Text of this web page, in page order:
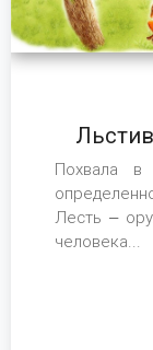
Похвала в
Лесть ‒
человека...